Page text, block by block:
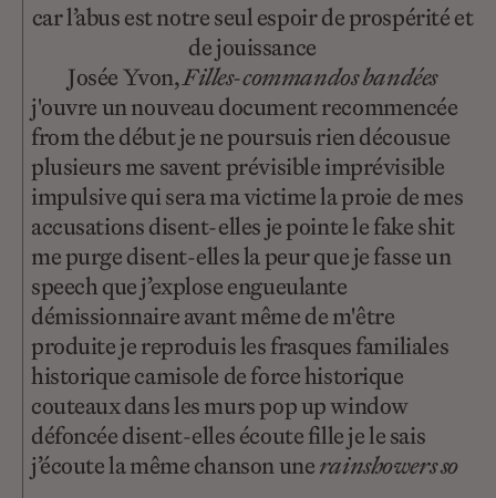
car l’abus est notre seul espoir de prospérité et
de jouissance
Josée Yvon,Filles-commandos bandées
j'ouvre un nouveau document recommencée
from the début je ne poursuis rien décousue
plusieurs me savent prévisible imprévisible
impulsive qui sera ma victime la proie de mes
accusations disent-elles je pointe le fake shit
me purge disent-elles la peur que je fasse un
speech que j’explose engueulante
démissionnaire avant même de m'être
produite je reproduis les frasques familiales
historique camisole de force historique
couteaux dans les murs pop up window
défoncée disent-elles écoute fille je le sais
j’écoute la même chanson unerainshowers so